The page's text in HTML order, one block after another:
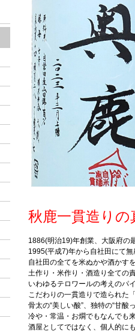
秋鹿一貫造り
1886(明治19)年創業、大阪府の
1995(平成7)年から自社田にて
自社田の全てを米ぬかや酒かす
土作り・米作り・酒造り全ての
いわゆるテロワールの考えのパ
こだわりの一貫造りで造られた
骨太の“美しい酸”、独特の“甘
冷や・常温・お燗でもなんでも
酒屋としてではなく、個人的に